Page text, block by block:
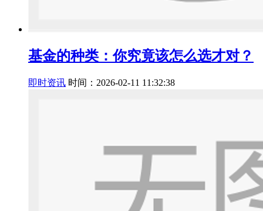
基金的种类：你究竟该怎么选才对？
即时资讯 时间：2026-02-11 11:32:38